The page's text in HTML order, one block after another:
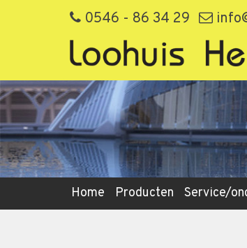
0546 - 86 34 29
Home Producten Service/